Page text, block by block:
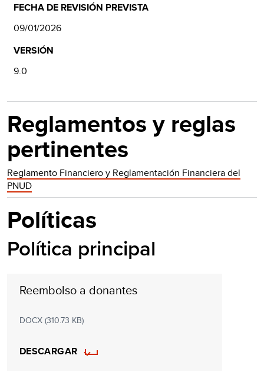
FECHA DE REVISIÓN PREVISTA
09/01/2026
VERSIÓN
9.0
Reglamentos y reglas
pertinentes
Reglamento Financiero y Reglamentación Financiera del
PNUD
Políticas
Política principal
Reembolso a donantes
DOCX (310.73 KB)
DESCARGAR